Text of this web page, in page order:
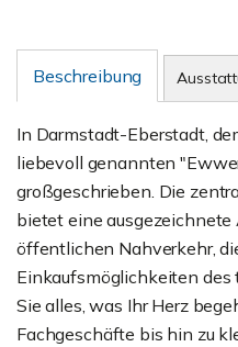
Beschreibung
In Darmstadt-Eberstadt,
liebevoll genannten
großgeschrieben. Die
bietet eine
öffentlichen Nahverkehr,
Einkaufsmöglichkeiten
Sie alles, was Ihr Herz
Fachgeschäfte bis hin zu